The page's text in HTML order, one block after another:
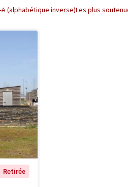
A (alphabétique inverse)Les plus
Retirée